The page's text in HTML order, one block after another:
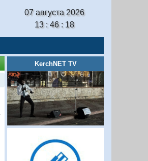
07 августа 2026
13 : 46 : 19
KerchNET TV